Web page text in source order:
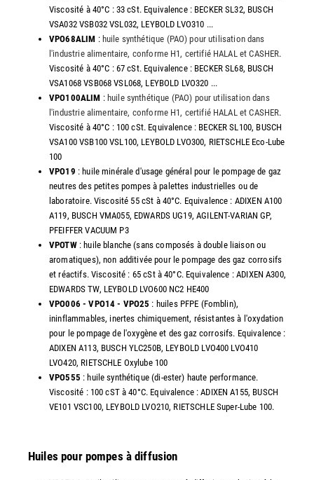
Viscosité à 40°C : 33 cSt. Equivalence : BECKER SL32, BUSCH
VSA032 VSB032 VSL032, LEYBOLD LVO310 ...
VPO68ALIM : huile synthétique (PAO) pour utilisation dans
l'industrie alimentaire, conforme H1, certifié HALAL et CASHER.
Viscosité à 40°C : 67 cSt. Equivalence : BECKER SL68, BUSCH
VSA1068 VSB068 VSL068, LEYBOLD LVO320 ...
VPO100ALIM : huile synthétique (PAO) pour utilisation dans
l'industrie alimentaire, conforme H1, certifié HALAL et CASHER.
Viscosité à 40°C : 100 cSt. Equivalence : BECKER SL100, BUSCH
VSA100 VSB100 VSL100, LEYBOLD LVO300, RIETSCHLE Eco-Lube
100
VPO19 : huile minérale d'usage général pour le pompage de gaz
neutres des petites pompes à palettes industrielles ou de
laboratoire. Viscosité 55 cSt à 40°C. Equivalence : ADIXEN A100
A119, BUSCH VMA055, EDWARDS UG19, AGILENT-VARIAN GP,
PFEIFFER VACUUM P3
VPOTW: huile blanche (sans composés à double liaison ou
aromatiques), non additivée pour le pompage des gaz corrosifs
et réactifs. Viscosité : 65 cSt à 40°C. Equivalence : ADIXEN A300,
EDWARDS TW, LEYBOLD LVO600 NC2 HE400
VPO006 - VPO14 - VPO25 : huiles PFPE (Fomblin),
ininflammables, inertes chimiquement, résistantes à l'oxydation
pour le pompage de l'oxygène et des gaz corrosifs. Equivalence :
ADIXEN A113, BUSCH YLC250B, LEYBOLD LVO400 LVO410
LVO420, RIETSCHLE Oxylube 100
VPO555 : huile synthétique (di-ester) haute performance.
Viscosité : 100 cST à 40°C. Equivalence : ADIXEN A155, BUSCH
VE101 VSC100, LEYBOLD LVO210, RIETSCHLE Super-Lube 100.
Huiles pour pompes à diffusion